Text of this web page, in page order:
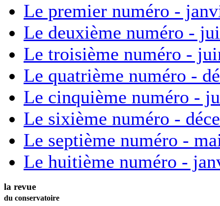
Le premier numéro -
Le deuxième numéro -
Le troisième numéro -
Le quatrième numéro -
Le cinquième numéro -
Le sixième numéro -
Le septième numéro -
Le huitième numéro -
la revue
du conservatoire